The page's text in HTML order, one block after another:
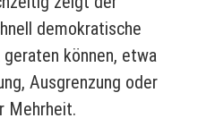
demokratische
können, etwa
Ausgrenzung oder
Mehrheit.